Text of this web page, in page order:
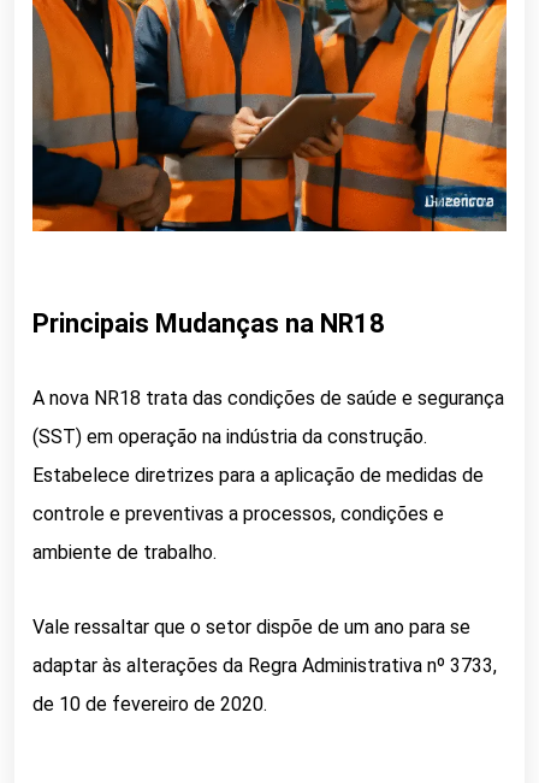
Principais Mudanças na NR18
A nova NR18 trata das condições de saúde e segurança
(SST) em operação na indústria da construção.
Estabelece diretrizes para a aplicação de medidas de
controle e preventivas a processos, condições e
ambiente de trabalho.
Vale ressaltar que o setor dispõe de um ano para se
adaptar às alterações da Regra Administrativa nº 3733,
de 10 de fevereiro de 2020.